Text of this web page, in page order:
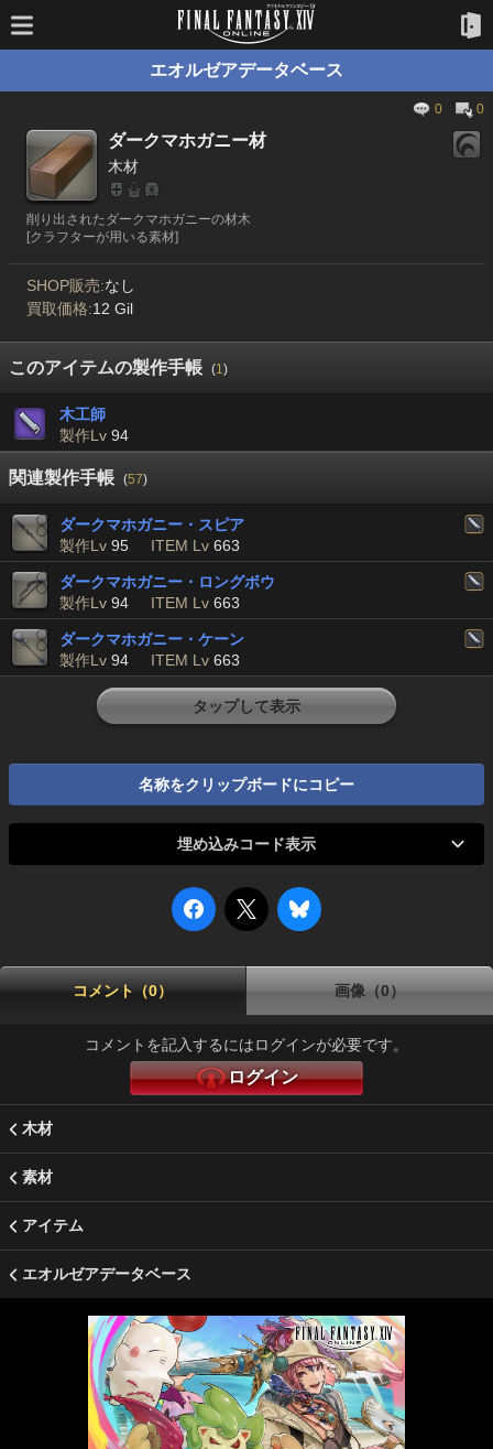
エオルゼアデータベース
0 0
ダークマホガニー材
木材
削り出されたダークマホガニーの材木
[クラフターが用いる素材]
SHOP販売:なし
買取価格:12 Gil
このアイテムの製作手帳 (1)
木工師
製作Lv 94
関連製作手帳 (57)
ダークマホガニー・スピア
製作Lv 95 ITEM Lv 663
ダークマホガニー・ロングボウ
製作Lv 94 ITEM Lv 663
ダークマホガニー・ケーン
製作Lv 94 ITEM Lv 663
タップして表示
名称をクリップボードにコピー
埋め込みコード表示
コメント（0） 画像（0）
コメントを記入するにはログインが必要です。
ログイン
木材
素材
アイテム
エオルゼアデータベース